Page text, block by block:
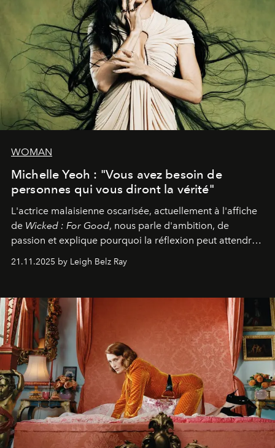
WOMAN
Michelle Yeoh : "Vous avez besoin de
personnes qui vous diront la vérité"
L'actrice malaisienne oscarisée, actuellement à l'affiche
de Wicked : For Good, nous parle d'ambition, de
passion et explique pourquoi la réflexion peut attendre.
Elle avoue :
"C'est libérateur d'interpréter un
personnage qui dit : 'C'est mon désir, mon ambition, ma
21.11.2025 by Leigh Belz Ray